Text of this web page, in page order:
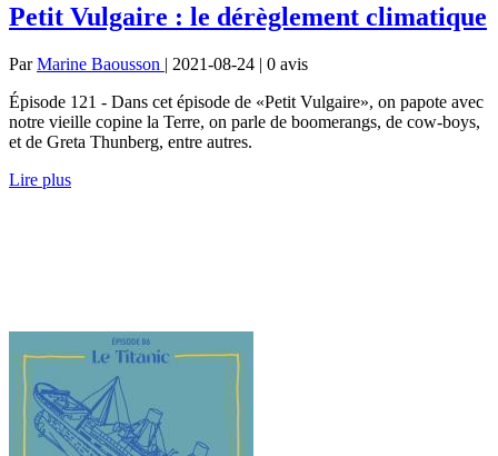
Petit Vulgaire : le dérèglement climatique
ParMarine Baousson | 2021-08-24 | 0 avis
Épisode 121 - Dans cet épisode de «Petit Vulgaire», on papote avec
notre vieille copine la Terre, on parle de boomerangs, de cow-boys,
et de Greta Thunberg, entre autres.
Lire plus